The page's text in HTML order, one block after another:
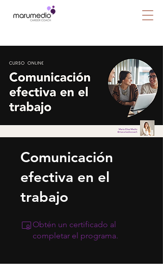
Comunicación
efectiva en el
trabajo
Obtén un certificado al
completar el programa.